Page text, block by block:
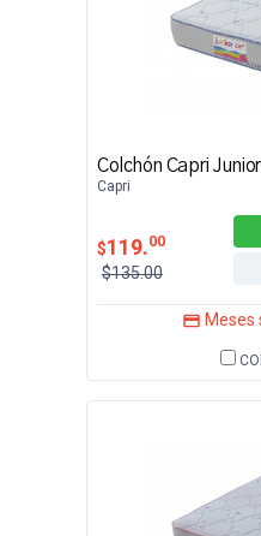
Colchón Capri
Capri
$119.00
$135.00
Meses